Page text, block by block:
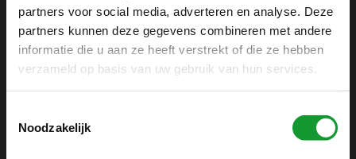
partners voor social media, adverteren en analyse. Deze
partners kunnen deze gegevens combineren met andere
informatie die u aan ze heeft verstrekt of die ze hebben
verzameld op basis van uw gebruik van hun services.
Noodzakelijk
+31 6 42 52 32 80
+31 6 42 52 32 80